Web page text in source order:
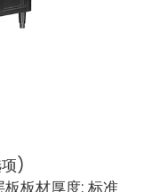
)
板材厚度: 标准